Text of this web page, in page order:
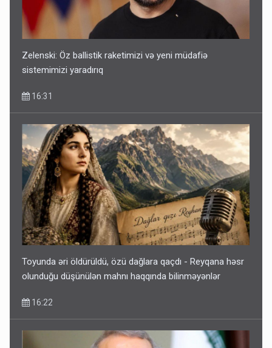
Zelenski: Öz ballistik raketimizi və yeni müdafiə
sistemimizi yaradırıq
16:31
Toyunda əri öldürüldü, özü dağlara qaçdı - Reyqana həsr
olunduğu düşünülən mahnı haqqında bilinməyənlər
16:22